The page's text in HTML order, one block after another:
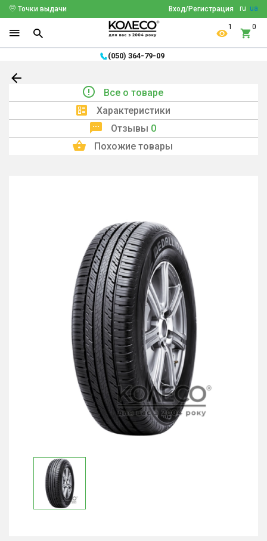
ru ua
Вход/Регистрация
Точки выдачи
1 0
(050) 364-79-09
Все о товаре
Характеристики
Отзывы 0
Похожие товары